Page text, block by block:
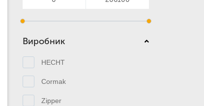
Виробник
HECHT
Cormak
Zipper